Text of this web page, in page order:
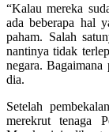
“Kalau mereka
ada beberapa hal
paham. Salah
nantinya tidak
negara. Bagaimana
dia.
Setelah
merekrut tenaga